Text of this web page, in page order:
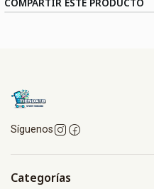
Síguenos
Categorías